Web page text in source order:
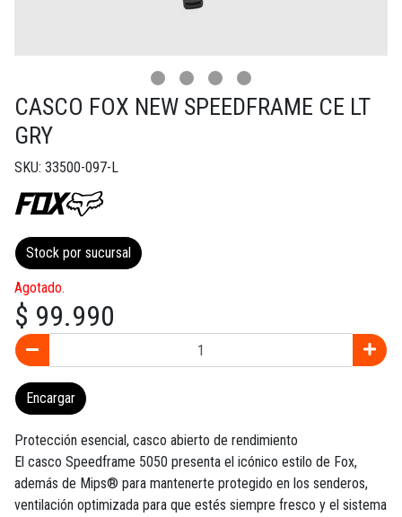
CASCO FOX NEW SPEEDFRAME CE LT
GRY
SKU: 33500-097-L
Stock por sucursal
Agotado.
$ 99.990
Encargar
Protección esencial, casco abierto de rendimiento
El casco Speedframe 5050 presenta el icónico estilo de Fox,
además de Mips® para mantenerte protegido en los senderos,
ventilación optimizada para que estés siempre fresco y el sistema